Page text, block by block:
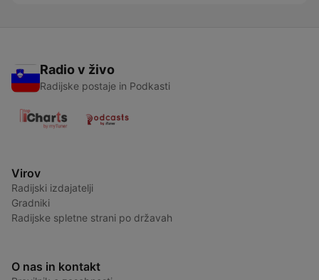
Radio v živo
Radijske postaje in Podkasti
Virov
Radijski izdajatelji
Gradniki
Radijske spletne strani po državah
O nas in kontakt